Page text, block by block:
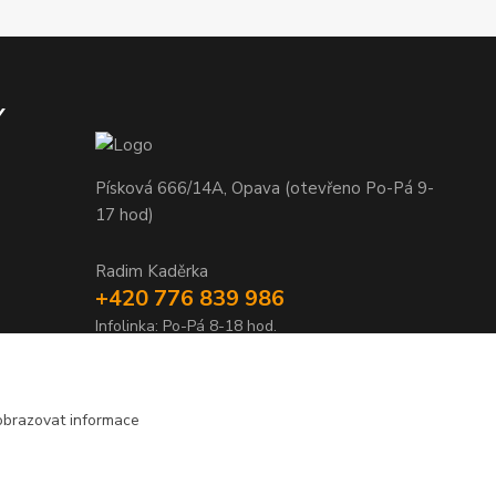
Písková 666/14A, Opava (otevřeno Po-Pá 9-
17 hod)
Radim Kaděrka
+420 776 839 986
Infolinka: Po-Pá 8-18 hod.
informace